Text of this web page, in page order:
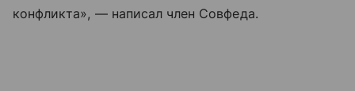
конфликта», — написал член Совфеда.